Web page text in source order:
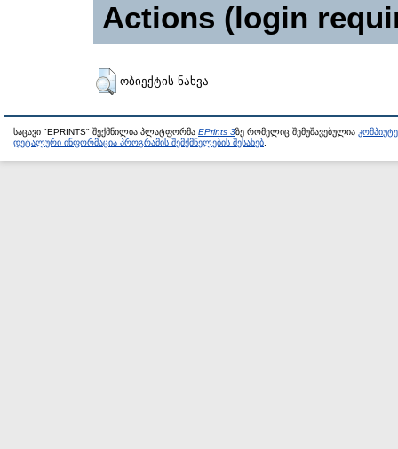
Actions (login
ობიექტის ნახვა
საცავი "EPRINTS" შექმნილია პლატფორმა EPrints 3ზე რომელიც შემუშავებულია
დეტალური ინფორმაცია პროგრამის შემქმნელების შესახებ.